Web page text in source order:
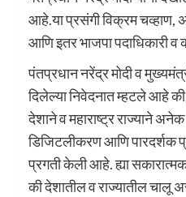
आहे.या प्रसंगी विक्रम चव्हाण,
आणि इतर भाजपा पदाधिकारी व
पंतप्रधान नरेंद्र मोदी व
दिलेल्या निवेदनात म्हटले आहे
देशाने व महाराष्ट्र राज्याने अनेक
डिजिटलीकरण आणि पारदर्शक
प्रगती केली आहे. ह्या
की देशातील व राज्यातील चालू